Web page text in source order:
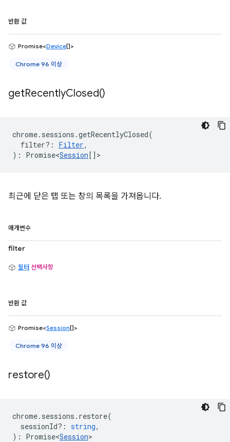
반환 값
Promise<Device[]>
Chrome 96 이상
getRecentlyClosed()
chrome. sessions .getRecentlyClosed(
filter? : Filter,
) : Promise<Session[] >
최근에 닫은 탭 또는 창의 목록을 가져옵니다.
매개변수
filter
필터 선택사항
반환 값
Promise<Session[]>
Chrome 96 이상
restore()
chrome. sessions . restore(
sessionId? : string,
) : Promise<Session>